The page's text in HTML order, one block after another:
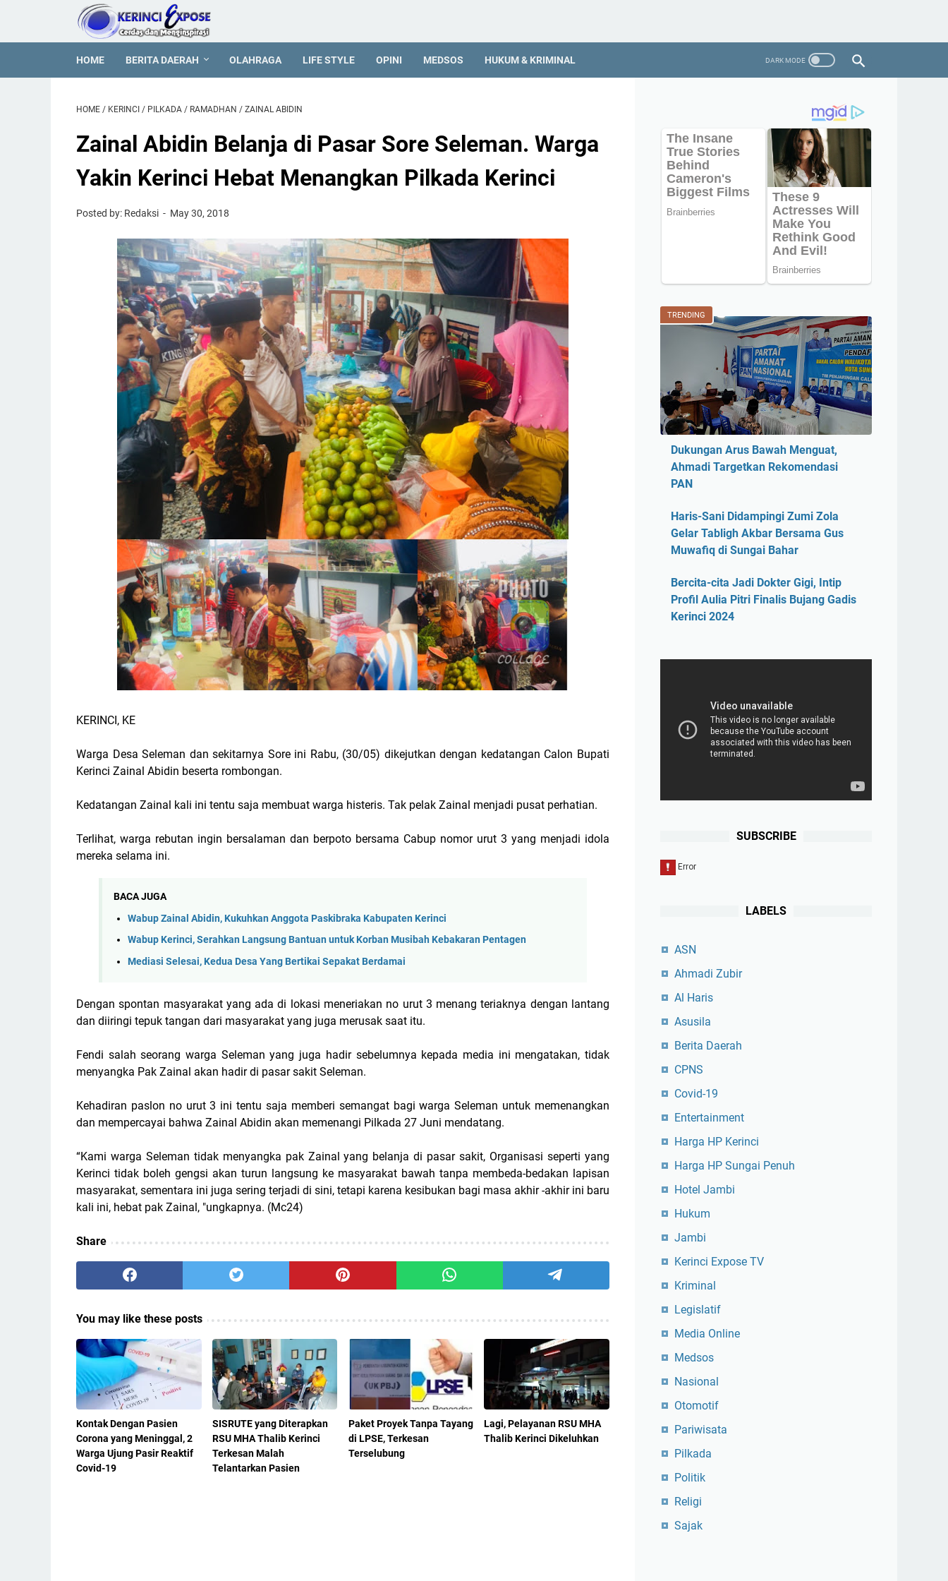
HOME BERITA DAERAH OLAHRAGA LIFE STYLE OPINI MEDSOS HUKUM & KRIMINAL
HOME / KERINCI / PILKADA / RAMADHAN / ZAINAL ABIDIN
Zainal Abidin Belanja di Pasar Sore Seleman. Warga
Yakin Kerinci Hebat Menangkan Pilkada Kerinci
Posted by: Redaksi May 30, 2018
KERINCI, KE
Warga Desa Seleman dan sekitarnya Sore ini Rabu, (30/05) dikejutkan dengan kedatangan Calon Bupati
Kerinci Zainal Abidin beserta rombongan.
Kedatangan Zainal kali ini tentu saja membuat warga histeris. Tak pelak Zainal menjadi pusat perhatian.
Terlihat, warga rebutan ingin bersalaman dan berpoto bersama Cabup nomor urut 3 yang menjadi idola
mereka selama ini.
BACA JUGA
Wabup Zainal Abidin, Kukuhkan Anggota Paskibraka Kabupaten Kerinci
Wabup Kerinci, Serahkan Langsung Bantuan untuk Korban Musibah Kebakaran Pentagen
Mediasi Selesai, Kedua Desa Yang Bertikai Sepakat Berdamai
Dengan spontan masyarakat yang ada di lokasi meneriakan no urut 3 menang teriaknya dengan lantang
dan diiringi tepuk tangan dari masyarakat yang juga merusak saat itu.
Fendi salah seorang warga Seleman yang juga hadir sebelumnya kepada media ini mengatakan, tidak
menyangka Pak Zainal akan hadir di pasar sakit Seleman.
Kehadiran paslon no urut 3 ini tentu saja memberi semangat bagi warga Seleman untuk memenangkan
dan mempercayai bahwa Zainal Abidin akan memenangi Pilkada 27 Juni mendatang.
“Kami warga Seleman tidak menyangka pak Zainal yang belanja di pasar sakit, Organisasi seperti yang
Kerinci tidak boleh gengsi akan turun langsung ke masyarakat bawah tanpa membeda-bedakan lapisan
masyarakat, sementara ini juga sering terjadi di sini, tetapi karena kesibukan bagi masa akhir -akhir ini baru
kali ini, hebat pak Zainal, "ungkapnya. (Mc24)
Share
You may like these posts
Kontak Dengan Pasien
Corona yang Meninggal, 2
Warga Ujung Pasir Reaktif
Covid-19
SISRUTE yang Diterapkan
RSU MHA Thalib Kerinci
Terkesan Malah
Telantarkan Pasien
Paket Proyek Tanpa Tayang
di LPSE, Terkesan
Terselubung
Lagi, Pelayanan RSU MHA
Thalib Kerinci Dikeluhkan
TRENDING
Dukungan Arus Bawah Menguat,
Ahmadi Targetkan Rekomendasi
PAN
Haris-Sani Didampingi Zumi Zola
Gelar Tabligh Akbar Bersama Gus
Muwafiq di Sungai Bahar
Bercita-cita Jadi Dokter Gigi, Intip
Profil Aulia Pitri Finalis Bujang Gadis
Kerinci 2024
SUBSCRIBE
LABELS
ASN
Ahmadi Zubir
Al Haris
Asusila
Berita Daerah
CPNS
Covid-19
Entertainment
Harga HP Kerinci
Harga HP Sungai Penuh
Hotel Jambi
Hukum
Jambi
Kerinci Expose TV
Kriminal
Legislatif
Media Online
Medsos
Nasional
Otomotif
Pariwisata
Pilkada
Politik
Religi
Sajak